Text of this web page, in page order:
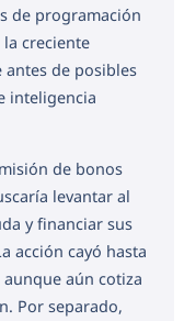
de programación
creciente
de posibles
inteligencia
de bonos
levantar al
y financiar sus
acción cayó hasta
aún cotiza
Por separado,